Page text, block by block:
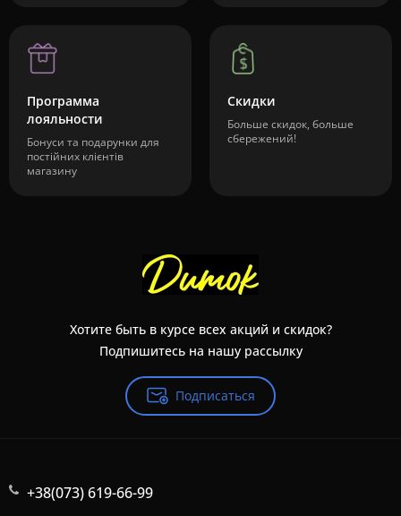
Программа
лояльности
Бонуси та подарунки для
постійних клієнтів
магазину
Скидки
Больше скидок, больше
сбережений!
Хотите быть в курсе всех акций и скидок?
Подпишитесь на нашу рассылку
Подписаться
+38(073) 619-66-99